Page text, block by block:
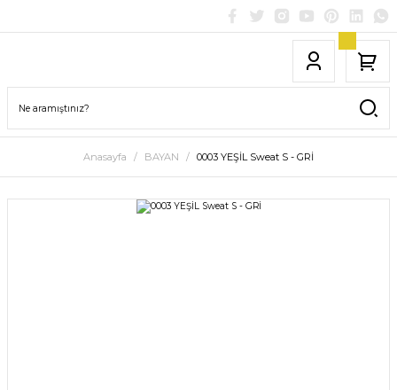
Anasayfa BAYAN 0003 YEŞİL Sweat S - GRİ